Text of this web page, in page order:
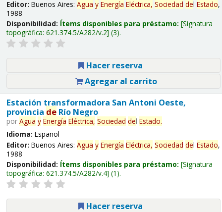
Editor: Buenos Aires: Agua y Energía Eléctrica, Sociedad del Estado,
1988
Disponibilidad: Ítems disponibles para préstamo: Signatura
topográfica: 621.374.5/A282/v.2 (3).
Hacer reserva
Agregar al carrito
Estación transformadora San Antoni Oeste,
provincia deRío Negro
por Agua y Energía Eléctrica, Sociedad del Estado.
Idioma: Español
Editor: Buenos Aires: Agua y Energía Eléctrica, Sociedad del Estado,
1988
Disponibilidad: Ítems disponibles para préstamo: Signatura
topográfica: 621.374.5/A282/v.4 (1).
Hacer reserva